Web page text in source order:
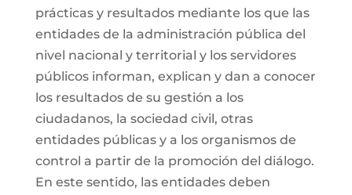
prácticas y resultados mediante los que las
entidades de la administración pública del
nivel nacional y territorial y los servidores
públicos informan, explican y dan a conocer
los resultados de su gestión a los
ciudadanos, la sociedad civil, otras
entidades públicas y a los organismos de
control a partir de la promoción del diálogo.
En este sentido, las entidades deben